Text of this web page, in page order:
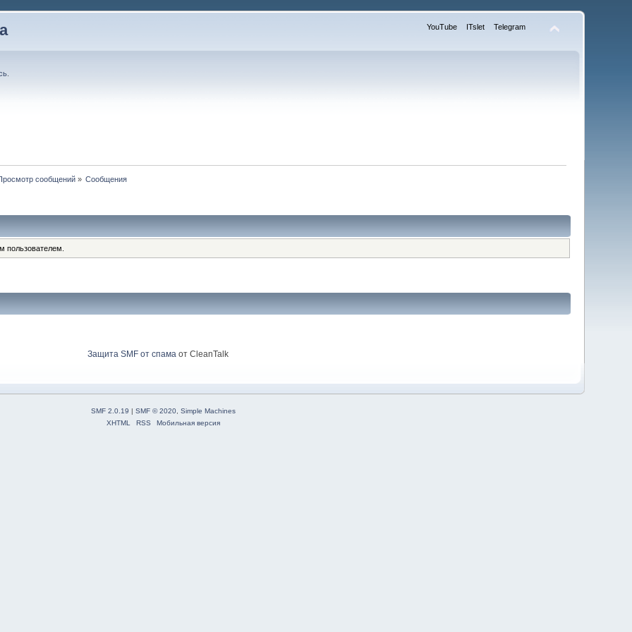
YouTube ITslet Telegram
сообщений » Сообщения
пользователем.
Защита SMF от спама от CleanTalk
SMF 2.0.19 SMF © 2020, Simple Machines
XHTML
RSS Мобильная версия